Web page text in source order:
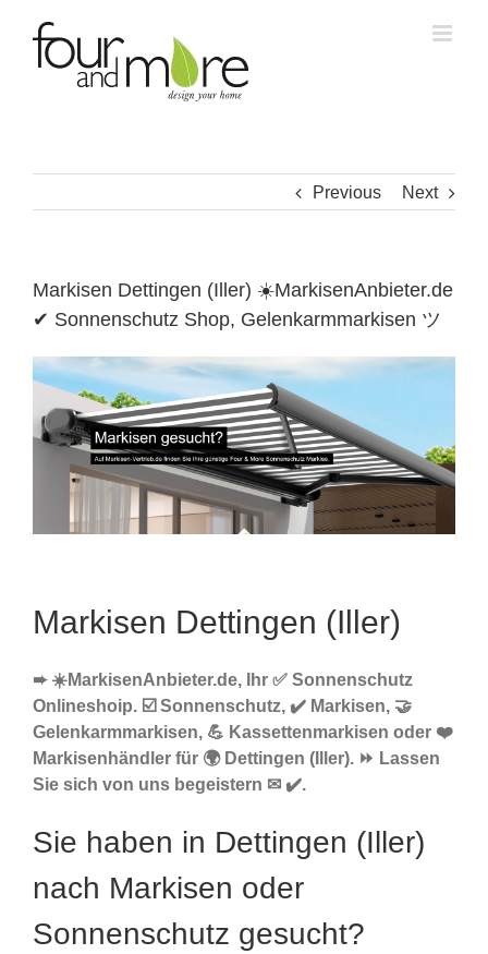
content
Previous Next
Markisen Dettingen (Iller) ☀️MarkisenAnbieter.de
✔ Sonnenschutz Shop, Gelenkarmmarkisen ツ
Markisen Dettingen (Iller)
➨ ☀️MarkisenAnbieter.de, Ihr ✅ Sonnenschutz
Onlineshoip. ☑️ Sonnenschutz, ✔️ Markisen, 🤝
Gelenkarmmarkisen, 💪 Kassettenmarkisen oder ❤️
Markisenhändler für 🌍 Dettingen (Iller). ⏩ Lassen
Sie sich von uns begeistern ✉ ✔️.
Sie haben in Dettingen (Iller)
nach Markisen oder
Sonnenschutz gesucht?